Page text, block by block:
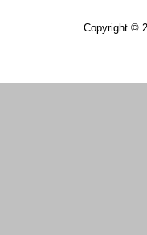
Copyright ©